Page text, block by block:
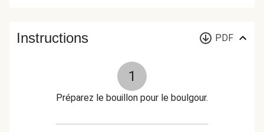
Instructions PDF
1
Préparez le bouillon pour le boulgour.